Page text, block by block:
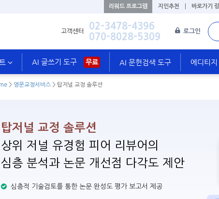
리워드 프로그램 지인추천 바로가기
고객센터
02-3478-4396
070-8028-5309
로그인
AI 글쓰기 도구 무료 AI 문헌검색 도구 에디티지
> 영문교정서비스 > 탑저널 교정 솔루션
탑저널 교정 솔루션
상위 저널 유경험 피어 리뷰어의
심층 분석과 논문 개선점 다각도 제안
심층적 기술검토를 통한 논문 완성도 평가 보고서 제공